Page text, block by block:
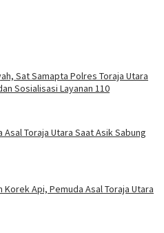
Sat Samapta Polres Toraja Utara
Sosialisasi Layanan 110
Toraja Utara Saat Asik Sabung
Korek Api, Pemuda Asal Toraja Utara